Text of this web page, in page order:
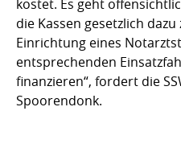
kostet. Es geht
die Kassen gesetzlich
Einrichtung eines
entsprechenden
finanzieren“, fordert die
Spoorendonk.